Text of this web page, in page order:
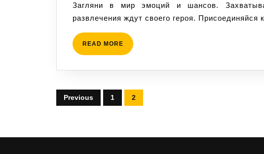
Загляни в мир эмоций и шансов.
развлечения ждут своего героя. Присоединяйся
READ MORE
Previous 1 2